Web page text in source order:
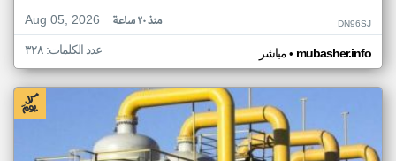
Aug 05, 2026
منذ ٢٠ ساعة DN96SJ
مباشر• mubasher.info عدد الكلمات: ٣٢٨